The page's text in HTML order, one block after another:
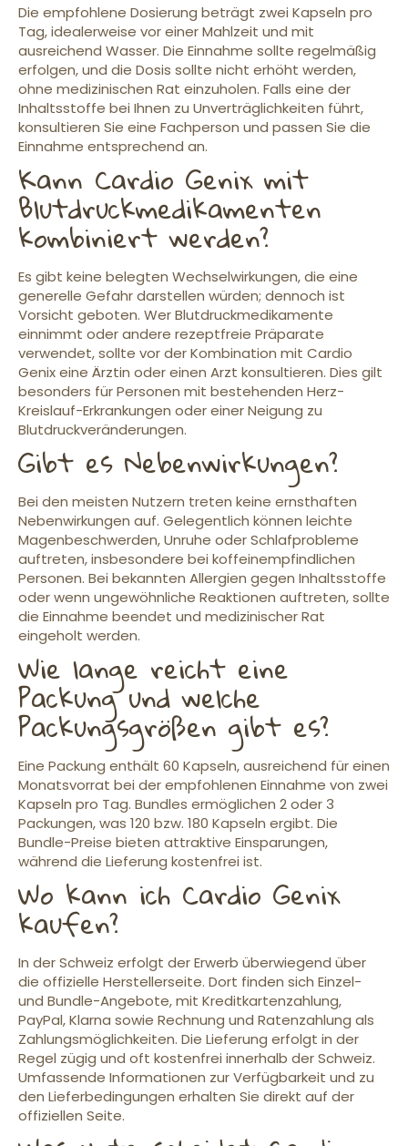
Die empfohlene Dosierung beträgt zwei Kapseln pro
Tag, idealerweise vor einer Mahlzeit und mit
ausreichend Wasser. Die Einnahme sollte regelmäßig
erfolgen, und die Dosis sollte nicht erhöht werden,
ohne medizinischen Rat einzuholen. Falls eine der
Inhaltsstoffe bei Ihnen zu Unverträglichkeiten führt,
konsultieren Sie eine Fachperson und passen Sie die
Einnahme entsprechend an.
Kann Cardio Genix mit
Blutdruckmedikamenten
kombiniert werden?
Es gibt keine belegten Wechselwirkungen, die eine
generelle Gefahr darstellen würden; dennoch ist
Vorsicht geboten. Wer Blutdruckmedikamente
einnimmt oder andere rezeptfreie Präparate
verwendet, sollte vor der Kombination mit Cardio
Genix eine Ärztin oder einen Arzt konsultieren. Dies gilt
besonders für Personen mit bestehenden Herz-
Kreislauf-Erkrankungen oder einer Neigung zu
Blutdruckveränderungen.
Gibt es Nebenwirkungen?
Bei den meisten Nutzern treten keine ernsthaften
Nebenwirkungen auf. Gelegentlich können leichte
Magenbeschwerden, Unruhe oder Schlafprobleme
auftreten, insbesondere bei koffeinempfindlichen
Personen. Bei bekannten Allergien gegen Inhaltsstoffe
oder wenn ungewöhnliche Reaktionen auftreten, sollte
die Einnahme beendet und medizinischer Rat
eingeholt werden.
Wie lange reicht eine
Packung und welche
Packungsgrößen gibt es?
Eine Packung enthält 60 Kapseln, ausreichend für einen
Monatsvorrat bei der empfohlenen Einnahme von zwei
Kapseln pro Tag. Bundles ermöglichen 2 oder 3
Packungen, was 120 bzw. 180 Kapseln ergibt. Die
Bundle-Preise bieten attraktive Einsparungen,
während die Lieferung kostenfrei ist.
Wo kann ich Cardio Genix
kaufen?
In der Schweiz erfolgt der Erwerb überwiegend über
die offizielle Herstellerseite. Dort finden sich Einzel-
und Bundle-Angebote, mit Kreditkartenzahlung,
PayPal, Klarna sowie Rechnung und Ratenzahlung als
Zahlungsmöglichkeiten. Die Lieferung erfolgt in der
Regel zügig und oft kostenfrei innerhalb der Schweiz.
Umfassende Informationen zur Verfügbarkeit und zu
den Lieferbedingungen erhalten Sie direkt auf der
offiziellen Seite.